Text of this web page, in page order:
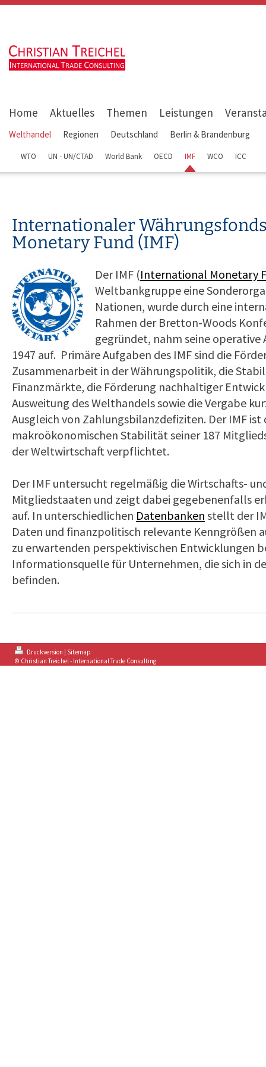
Home Aktuelles Themen Leistungen
Welthandel Regionen Deutschland Berlin & Brandenburg
WTO UN - UN/CTAD World Bank OECD IMF WCO ICC
Internationaler
Monetary Fund (IMF)
Der IMF (International Monetary
Weltbankgruppe eine
Nationen, wurde durch eine
Rahmen der Bretton-Woods
gegründet, nahm seine operative
1947 auf. Primäre Aufgaben des IMF sind die
Zusammenarbeit in der Währungspolitik, die
Finanzmärkte, die Förderung nachhaltiger
Ausweitung des Welthandels sowie die Vergabe
Ausgleich von Zahlungsbilanzdefiziten. Der IMF
makroökonomischen Stabilität seiner 187
der Weltwirtschaft verpflichtet.
Der IMF untersucht regelmäßig die Wirtschafts-
Mitgliedstaaten und zeigt dabei gegebenenfalls
auf. In unterschiedlichen Datenbanken stellt der
Daten und finanzpolitisch relevante Kenngrößen
zu erwartenden perspektivischen Entwicklungen
Informationsquelle für Unternehmen, die sich in
befinden.
Druckversion
Sitemap
© Christian Treichel - International Trade Consulting